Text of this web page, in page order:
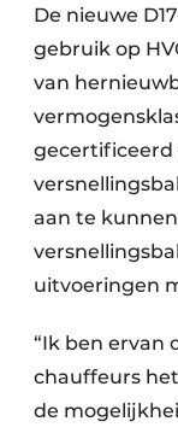
De nieuwe
gebruik op
van
gecertificeerd
aan te
uitvoeringen
“Ik ben ervan
chauffeurs
de